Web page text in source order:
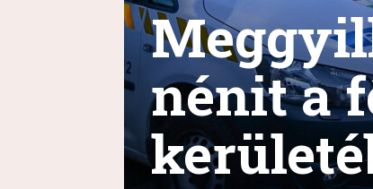
nénit a